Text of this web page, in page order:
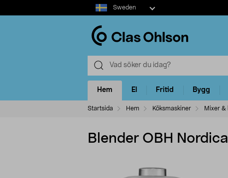
Select
market
Sweden
Hem El Fritid Bygg
Startsida Hem Köksmaskiner Mixer &
Blender OBH